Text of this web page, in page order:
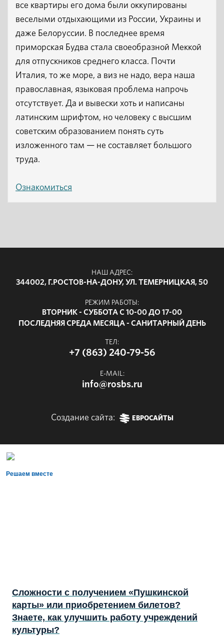
все квартиры его дома были оккупированы
веселыми отдыхающими из России, Украины и
даже Белоруссии. В последнее время
приморская Будва стала своеобразной Меккой
для отпускников среднего класса. Почти
Италия, то же море, а виз не надо, вера наша
православная, языковая проблема напрочь
отсутствует. Да и вывески хоть и написаны
латинским шрифтом, но человеку с высшим
советским образованием понять суть
изложенного там — не составляет большого
труда.
Ознакомиться
НАШ АДРЕС:
344002, Г.РОСТОВ-НА-ДОНУ, УЛ. ТЕМЕРНИЦКАЯ, 50
РЕЖИМ РАБОТЫ:
ВТОРНИК - СУББОТА С 10-00 ДО 17-00
ПОСЛЕДНЯЯ СРЕДА МЕСЯЦА - САНИТАРНЫЙ ДЕНЬ
ТЕЛ:
+7 (863) 240-79-56
E-MAIL:
info@rosbs.ru
Создание сайта: ЕВРОСАЙТЫ
Решаем вместе
Сложности с получением «Пушкинской
карты» или приобретением билетов?
Знаете, как улучшить работу учреждений
культуры?